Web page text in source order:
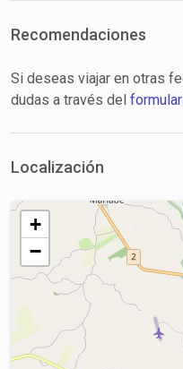
Recomendaciones
Si deseas viajar en otras
dudas a través del
Localización
+
−